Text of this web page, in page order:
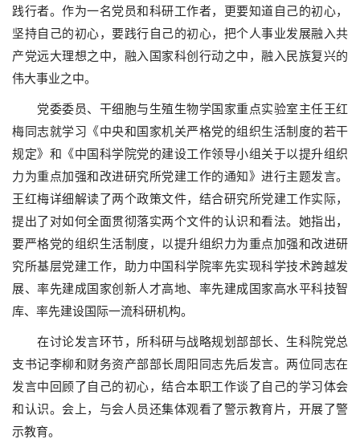
践行者。作为一名党员和科研工作者，更要知道自己的初心，
坚持自己的初心，要践行自己的初心，把个人事业发展融入共
产党远大理想之中，融入国家科创行动之中，融入民族复兴的
伟大事业之中。
党委委员、干细胞与生殖生物学国家重点实验室主任王红
梅同志就学习《中央和国家机关严格党的组织生活制度的若干
规定》和《中国科学院党的建设工作领导小组关于以提升组织
力为重点加强和改进研究所党建工作的通知》进行主题发言。
王红梅详细解读了两个政策文件，结合研究所党建工作实际，
提出了对如何全面贯彻落实两个文件的认识和看法。她指出，
要严格党的组织生活制度，以提升组织力为重点加强和改进研
究所基层党建工作，助力中国科学院率先实现科学技术跨越发
展、率先建成国家创新人才高地、率先建成国家高水平科技智
库、率先建设国际一流科研机构。
在讨论发言环节，所科研与战略规划部部长、生科院党总
支书记李柳和财务资产部部长周阳同志先后发言。两位同志在
发言中回顾了自己的初心，结合本职工作谈了自己的学习体会
和认识。会上，与会人员还集体观看了警示教育片，开展了警
示教育。